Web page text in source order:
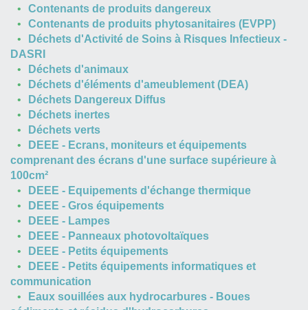
Contenants de produits dangereux
Contenants de produits phytosanitaires (EVPP)
Déchets d'Activité de Soins à Risques Infectieux -
DASRI
Déchets d'animaux
Déchets d'éléments d'ameublement (DEA)
Déchets Dangereux Diffus
Déchets inertes
Déchets verts
DEEE - Ecrans, moniteurs et équipements
comprenant des écrans d'une surface supérieure à
100cm²
DEEE - Equipements d'échange thermique
DEEE - Gros équipements
DEEE - Lampes
DEEE - Panneaux photovoltaïques
DEEE - Petits équipements
DEEE - Petits équipements informatiques et
communication
Eaux souillées aux hydrocarbures - Boues